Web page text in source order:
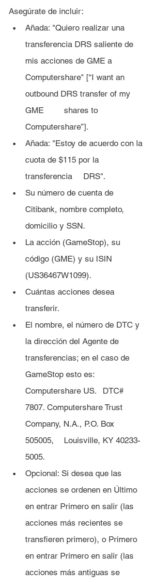
Asegúrate de incluir:
Añada: "Quiero realizar una
transferencia DRS saliente de
mis acciones de GME a
Computershare" [“I want an
outbound DRS transfer of my
GME 	shares to
Computershare”].
Añada: "Estoy de acuerdo con la
cuota de $115 por la
transferencia 	DRS".
Su número de cuenta de
Citibank, nombre completo,
domicilio y SSN.
La acción (GameStop), su
código (GME) y su ISIN
(US36467W1099).
Cuántas acciones desea
transferir.
El nombre, el número de DTC y
la dirección del Agente de
transferencias; en el caso de
GameStop esto es:
Computershare US. 	DTC#
7807. Computershare Trust
Company, N.A., P.O. Box
505005, 	Louisville, KY 40233-
5005.
Opcional: Si desea que las
acciones se ordenen en Último
en entrar Primero en salir (las
acciones más recientes se
transfieren primero), o Primero
en entrar Primero en salir (las
acciones más antiguas se